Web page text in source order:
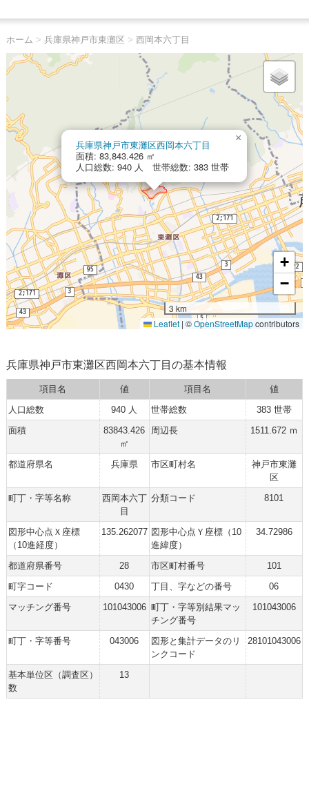
ホーム > 兵庫県神戸市東灘区 > 西岡本六丁目
兵庫県神戸市東灘区西岡本六丁目
面積: 83,843.426 ㎡
人口総数: 940 人 世帯総数: 383 世帯
×
+
−
3 km
Leaflet | ©OpenStreetMapcontributors
兵庫県神戸市東灘区西岡本六丁目の基本情報
項目名 値 項目名
値
人口総数
940 人 世帯総数
383 世帯
面積
83843.426
㎡
周辺長 1511.672 ｍ
都道府県名 兵庫県 市区町村名
神戸市東灘
区
町丁・字等名称
西岡本六丁
目
分類コード 8101
図形中心点Ｘ座標
（10進経度）
135.262077 図形中心点Ｙ座標（10
進緯度）
34.72986
都道府県番号 28 市区町村番号
101
町字コード
0430 丁目、字などの番号
06
マッチング番号
101043006 町丁・字等別結果マッ
チング番号
101043006
町丁・字等番号 043006
図形と集計データのリ
ンクコード
28101043006
基本単位区（調査区）
数
13